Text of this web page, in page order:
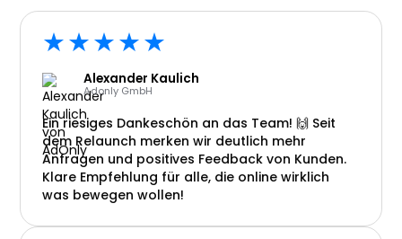
★★★★★
Alexander Kaulich
Adonly GmbH
Ein riesiges Dankeschön an das Team! 🙌 Seit
dem Relaunch merken wir deutlich mehr
Anfragen und positives Feedback von Kunden.
Klare Empfehlung für alle, die online wirklich
was bewegen wollen!